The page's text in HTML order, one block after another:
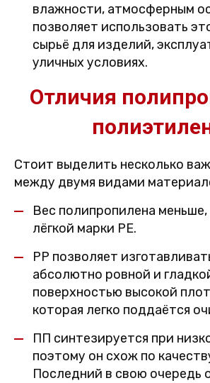
влажности, атмосферным
позволяет использовать
сырьё для изделий,
уличных условиях.
Отличия
Стоит выделить несколько
между двумя видами
Вес полипропилена
лёгкой марки PE.
PP позволяет
абсолютно ровной и
поверхностью высокой
которая легко поддаётся
ПП синтезируется при
поэтому он схож по
Последний в свою очередь